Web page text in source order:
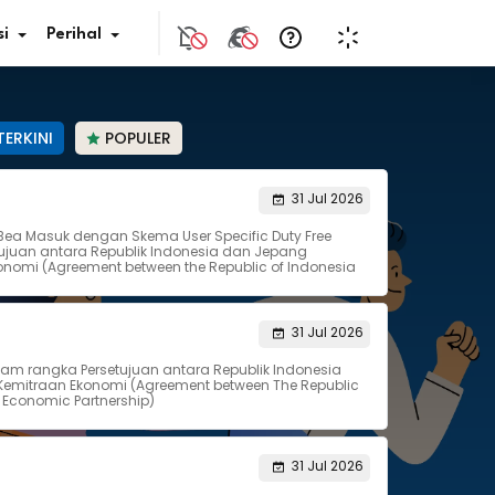
Bunga
Pajak
HKN
JDIH
Perihal
POPULER
31 Jul 2026
Masuk dengan Skema User Specific Duty Free
antara Republik Indonesia dan Jepang
(Agreement between the Republic of Indonesia
31 Jul 2026
rangka Persetujuan antara Republik Indonesia
Ekonomi (Agreement between The Republic
Partnership)
31 Jul 2026